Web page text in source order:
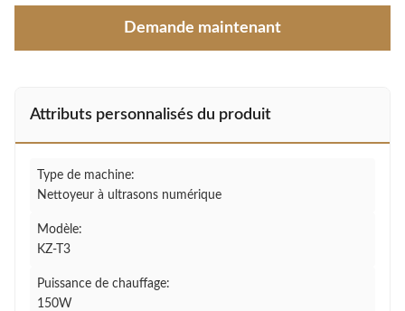
Demande maintenant
Attributs personnalisés du produit
Type de machine:
Nettoyeur à ultrasons numérique
Modèle:
KZ-T3
Puissance de chauffage:
150W